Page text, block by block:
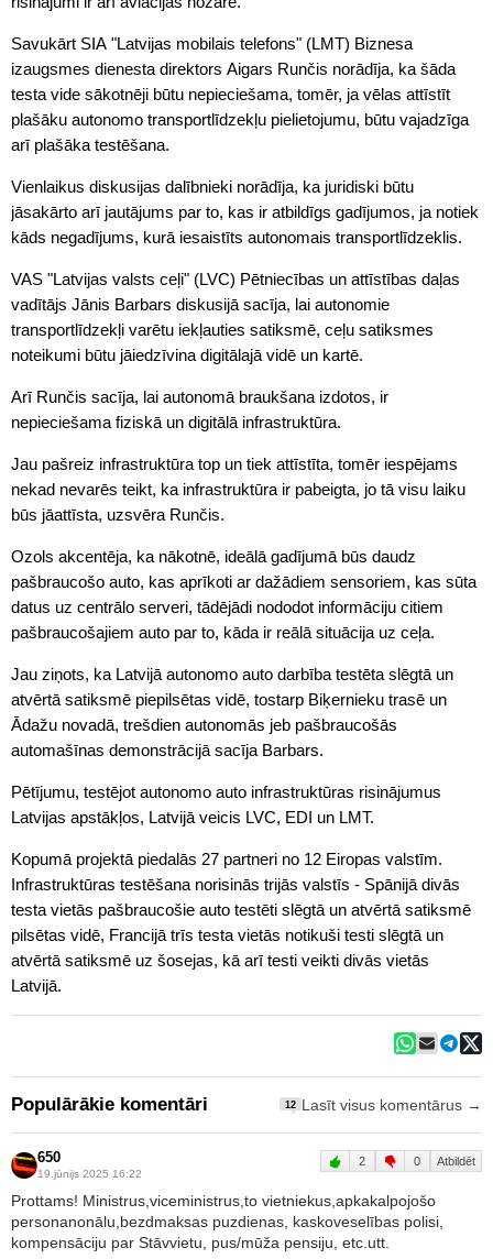
Savukārt SIA "Latvijas mobilais telefons" (LMT) Biznesa
izaugsmes dienesta direktors Aigars Runčis norādīja, ka šāda
testa vide sākotnēji būtu nepieciešama, tomēr, ja vēlas attīstīt
plašāku autonomo transportlīdzekļu pielietojumu, būtu vajadzīga
arī plašāka testēšana.
Vienlaikus diskusijas dalībnieki norādīja, ka juridiski būtu
jāsakārto arī jautājums par to, kas ir atbildīgs gadījumos, ja notiek
kāds negadījums, kurā iesaistīts autonomais transportlīdzeklis.
VAS "Latvijas valsts ceļi" (LVC) Pētniecības un attīstības daļas
vadītājs Jānis Barbars diskusijā sacīja, lai autonomie
transportlīdzekļi varētu iekļauties satiksmē, ceļu satiksmes
noteikumi būtu jāiedzīvina digitālajā vidē un kartē.
Arī Runčis sacīja, lai autonomā braukšana izdotos, ir
nepieciešama fiziskā un digitālā infrastruktūra.
Jau pašreiz infrastruktūra top un tiek attīstīta, tomēr iespējams
nekad nevarēs teikt, ka infrastruktūra ir pabeigta, jo tā visu laiku
būs jāattīsta, uzsvēra Runčis.
Ozols akcentēja, ka nākotnē, ideālā gadījumā būs daudz
pašbraucošo auto, kas aprīkoti ar dažādiem sensoriem, kas sūta
datus uz centrālo serveri, tādējādi nododot informāciju citiem
pašbraucošajiem auto par to, kāda ir reālā situācija uz ceļa.
Jau ziņots, ka Latvijā autonomo auto darbība testēta slēgtā un
atvērtā satiksmē piepilsētas vidē, tostarp Biķernieku trasē un
Ādažu novadā, trešdien autonomās jeb pašbraucošās
automašīnas demonstrācijā sacīja Barbars.
Pētījumu, testējot autonomo auto infrastruktūras risinājumus
Latvijas apstākļos, Latvijā veicis LVC, EDI un LMT.
Kopumā projektā piedalās 27 partneri no 12 Eiropas valstīm.
Infrastruktūras testēšana norisinās trijās valstīs - Spānijā divās
testa vietās pašbraucošie auto testēti slēgtā un atvērtā satiksmē
pilsētas vidē, Francijā trīs testa vietās notikuši testi slēgtā un
atvērtā satiksmē uz šosejas, kā arī testi veikti divās vietās
Latvijā.
Populārākie komentāri 12 Lasīt visus komentārus →
650
19.jūnijs 2025 16:22
2 0 Atbildēt
Prottams! Ministrus,viceministrus,to vietniekus,apkakalpojošo
personanonālu,bezdmaksas puzdienas, kaskoveselības polisi,
kompensāciju par Stāvvietu, pus/mūža pensiju, etc.utt.